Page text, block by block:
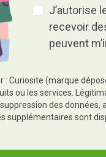
J’autorise
recevoir
peuvent
: Curiosite (marque
ou les services.
des
supplémentaires sont